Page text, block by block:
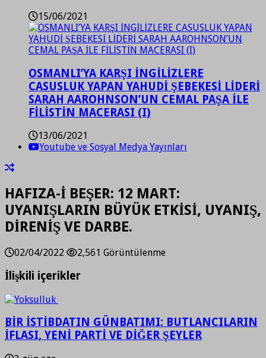
15/06/2021
OSMANLI’YA KARŞI İNGİLİZLERE
CASUSLUK YAPAN YAHUDİ ŞEBEKESİ LİDERİ
SARAH AAROHNSON’UN CEMAL PAŞA İLE
FİLİSTİN MACERASI (I)
13/06/2021
Youtube ve Sosyal Medya Yayınları
HAFIZA-İ BEŞER: 12 MART:
UYANIŞLARIN BÜYÜK ETKİSİ, UYANIŞ,
DİRENİŞ VE DARBE.
02/04/2022 2,561 Görüntülenme
İlişkili içerikler
BİR İSTİBDATIN GÜNBATIMI: BUTLANCILARIN
İFLASI, YENİ PARTİ VE DİĞER ŞEYLER